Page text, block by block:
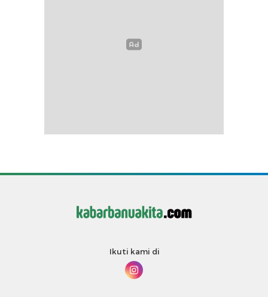
Ikuti kami di